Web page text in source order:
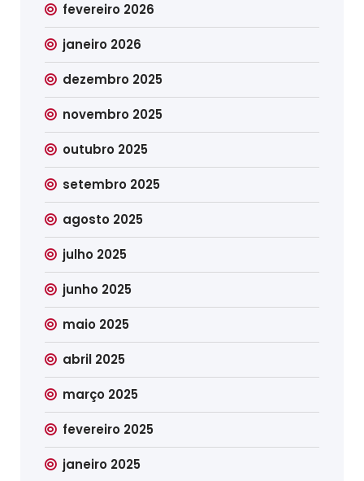
fevereiro 2026
janeiro 2026
dezembro 2025
novembro 2025
outubro 2025
setembro 2025
agosto 2025
julho 2025
junho 2025
maio 2025
abril 2025
março 2025
fevereiro 2025
janeiro 2025